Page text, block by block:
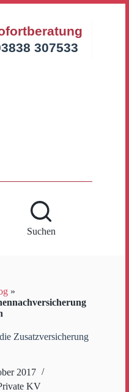
307533
Suchen
»
Zusatzversicherung
2017
KV